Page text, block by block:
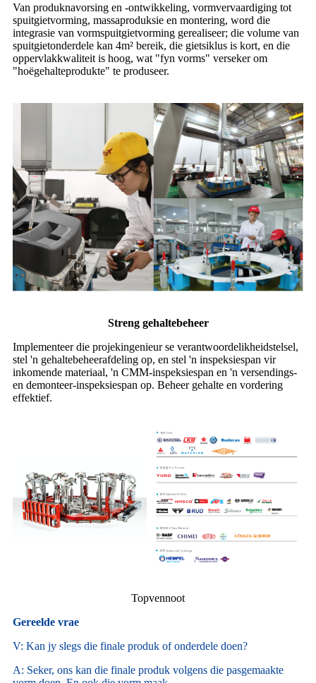
Van produknavorsing en -ontwikkeling, vormvervaardiging tot
spuitgietvorming, massaproduksie en montering, word die
integrasie van vormspuitgietvorming gerealiseer; die volume van
spuitgietonderdele kan 4m² bereik, die gietsiklus is kort, en die
oppervlakkwaliteit is hoog, wat "fyn vorms" verseker om
"hoëgehalteprodukte" te produseer.
Streng gehaltebeheer
Implementeer die projekingenieur se verantwoordelikheidstelsel,
stel 'n gehaltebeheerafdeling op, en stel 'n inspeksiespan vir
inkomende materiaal, 'n CMM-inspeksiespan en 'n versendings-
en demonteer-inspeksiespan op. Beheer gehalte en vordering
effektief.
Topvennoot
Gereelde vrae
V: Kan jy slegs die finale produk of onderdele doen?
A: Seker, ons kan die finale produk volgens die pasgemaakte